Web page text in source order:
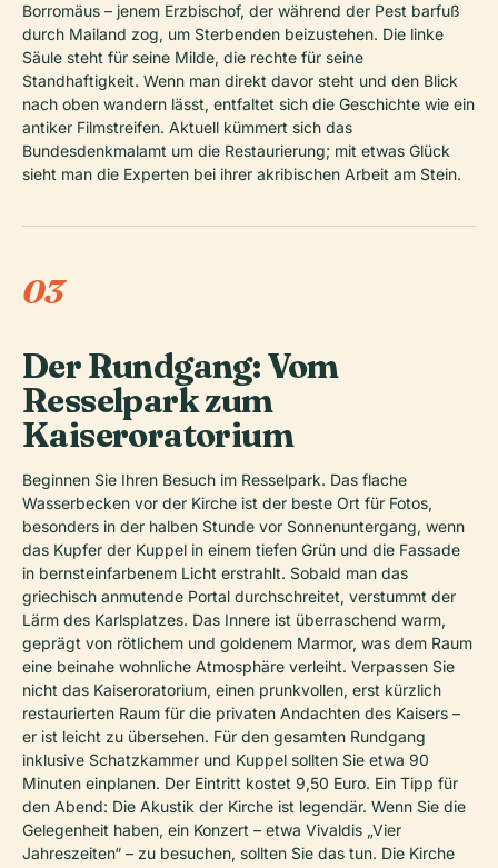
Borromäus – jenem Erzbischof, der während der Pest barfuß
durch Mailand zog, um Sterbenden beizustehen. Die linke
Säule steht für seine Milde, die rechte für seine
Standhaftigkeit. Wenn man direkt davor steht und den Blick
nach oben wandern lässt, entfaltet sich die Geschichte wie ein
antiker Filmstreifen. Aktuell kümmert sich das
Bundesdenkmalamt um die Restaurierung; mit etwas Glück
sieht man die Experten bei ihrer akribischen Arbeit am Stein.
03
Der Rundgang: Vom
Resselpark zum
Kaiseroratorium
Beginnen Sie Ihren Besuch im Resselpark. Das flache
Wasserbecken vor der Kirche ist der beste Ort für Fotos,
besonders in der halben Stunde vor Sonnenuntergang, wenn
das Kupfer der Kuppel in einem tiefen Grün und die Fassade
in bernsteinfarbenem Licht erstrahlt. Sobald man das
griechisch anmutende Portal durchschreitet, verstummt der
Lärm des Karlsplatzes. Das Innere ist überraschend warm,
geprägt von rötlichem und goldenem Marmor, was dem Raum
eine beinahe wohnliche Atmosphäre verleiht. Verpassen Sie
nicht das Kaiseroratorium, einen prunkvollen, erst kürzlich
restaurierten Raum für die privaten Andachten des Kaisers –
er ist leicht zu übersehen. Für den gesamten Rundgang
inklusive Schatzkammer und Kuppel sollten Sie etwa 90
Minuten einplanen. Der Eintritt kostet 9,50 Euro. Ein Tipp für
den Abend: Die Akustik der Kirche ist legendär. Wenn Sie die
Gelegenheit haben, ein Konzert – etwa Vivaldis „Vier
Jahreszeiten“ – zu besuchen, sollten Sie das tun. Die Kirche